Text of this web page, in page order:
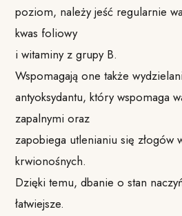
poziom, należy jeść regularnie
kwas foliowy
i witaminy z grupy B.
Wspomagają one także
antyoksydantu, który wspomaga
zapalnymi oraz
zapobiega utlenianiu się złogów
krwionośnych.
Dzięki temu, dbanie o stan
łatwiejsze.